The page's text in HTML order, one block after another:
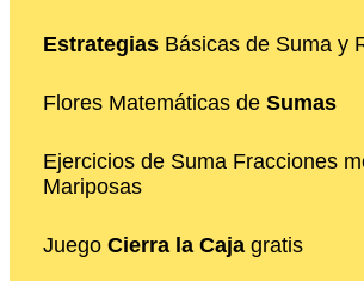
Estrategias Básicas de Suma y
Flores Matemáticas de Sumas
Ejercicios de Suma Fracciones
Mariposas
Juego Cierra la Caja gratis